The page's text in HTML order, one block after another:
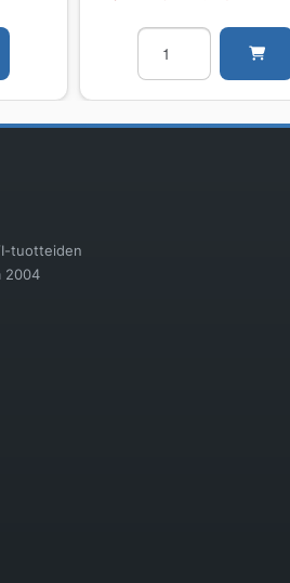
Tuloputki
Oliveira
määrä
tuotteiden
2004